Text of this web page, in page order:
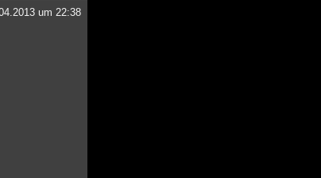
um 22:38